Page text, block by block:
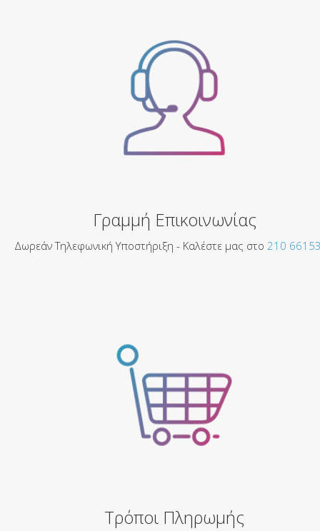
Γραμμή Επικοινωνίας
Δωρεάν Τηλεφωνική Υποστήριξη - Καλέστε μας στο 210
Τρόποι Πληρωμής